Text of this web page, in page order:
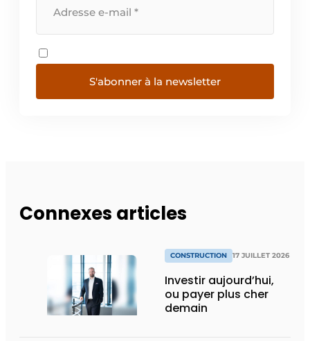
S'abonner à la newsletter
Connexes articles
CONSTRUCTION 17 JUILLET 2026
Investir aujourd’hui,
ou payer plus cher
demain